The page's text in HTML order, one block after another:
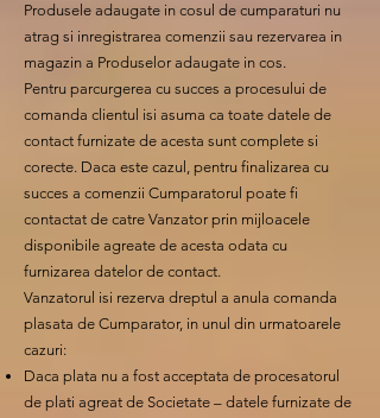
Produsele adaugate in cosul de cumparaturi nu
atrag si inregistrarea comenzii sau rezervarea in
magazin a Produselor adaugate in cos.
Pentru parcurgerea cu succes a procesului de
comanda clientul isi asuma ca toate datele de
contact furnizate de acesta sunt complete si
corecte. Daca este cazul, pentru finalizarea cu
succes a comenzii Cumparatorul poate fi
contactat de catre Vanzator prin mijloacele
disponibile agreate de acesta odata cu
furnizarea datelor de contact.
Vanzatorul isi rezerva dreptul a anula comanda
plasata de Cumparator, in unul din urmatoarele
cazuri:
Daca plata nu a fost acceptata de procesatorul
de plati agreat de Societate – datele furnizate de